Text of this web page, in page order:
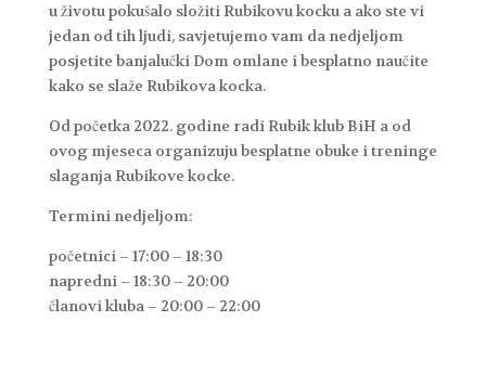
u životu pokušalo složiti Rubikovu kocku a ako ste vi
jedan od tih ljudi, savjetujemo vam da nedjeljom
posjetite banjalučki Dom omlane i besplatno naučite
kako se slaže Rubikova kocka.
Od početka 2022. godine radi Rubik klub BiH a od
ovog mjeseca organizuju besplatne obuke i treninge
slaganja Rubikove kocke.
Termini nedjeljom:
početnici – 17:00 – 18:30
napredni – 18:30 – 20:00
članovi kluba – 20:00 – 22:00